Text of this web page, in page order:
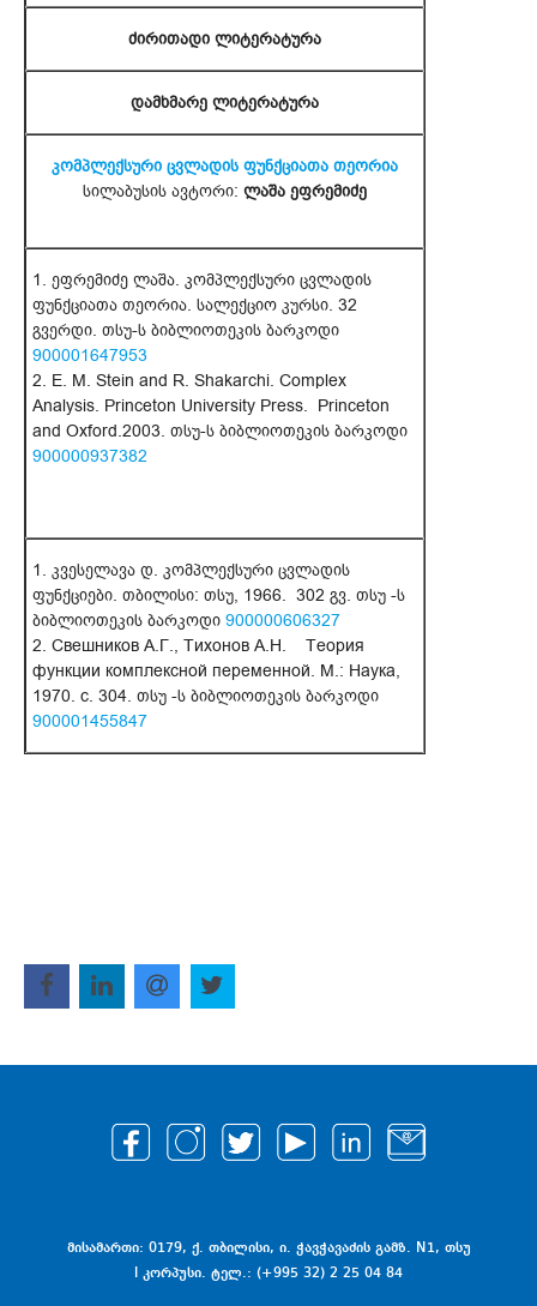
ძირითადი ლიტერატურა
დამხმარე ლიტერატურა
კომპლექსური ცვლადის ფუნქციათა თეორია
სილაბუსის ავტორი: ლაშა ეფრემიძე
1. ეფრემიძე ლაშა. კომპლექსური ცვლადის
ფუნქციათა თეორია. სალექციო კურსი. 32
გვერდი. თსუ-ს ბიბლიოთეკის ბარკოდი
900001647953
2. E. M. Stein and R. Shakarchi. Complex
Analysis. Princeton University Press. Princeton
and Oxford.2003. თსუ-ს ბიბლიოთეკის ბარკოდი
900000937382
1. კვესელავა დ. კომპლექსური ცვლადის
ფუნქციები. თბილისი: თსუ, 1966. 302 გვ. თსუ -ს
ბიბლიოთეკის ბარკოდი 900000606327
2. Свешников А.Г., Тихонов А.Н. Теория
функции комплексной переменной. М.: Наука,
1970. с. 304. თსუ -ს ბიბლიოთეკის ბარკოდი
900001455847
მისამართი: 0179, ქ. თბილისი, ი. ჭავჭავაძის გამზ. N1, თსუ
I კორპუსი. ტელ.: (+995 32) 2 25 04 84